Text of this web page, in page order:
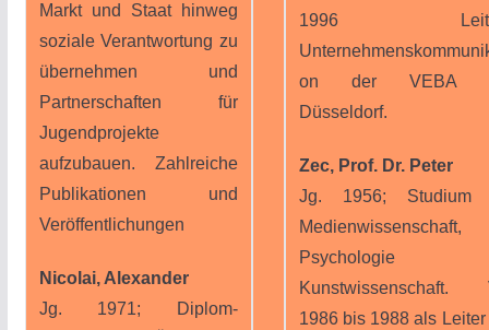
Markt und Staat hinweg
soziale Verantwortung zu
übernehmen und
Partnerschaften für
Jugendprojekte
aufzubauen. Zahlreiche
Publikationen und
Veröffentlichungen
Nicolai, Alexander
Jg. 1971; Diplom-
1996
on der VEBA
Düsseldorf.
Zec, Prof. Dr. Peter
Jg. 1956; Studium
Medienwissenschaft,
Psychologie
Kunstwissenschaft.
1986 bis 1988 als Leiter